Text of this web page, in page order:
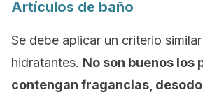
Artículos de baño
Se debe aplicar un criterio
hidratantes. No son buenos los
contengan fragancias,